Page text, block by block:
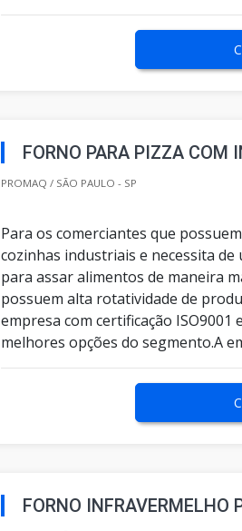
FORNO PARA PIZZA COM
PROMAQ / SÃO PAULO - SP
Para os comerciantes que
cozinhas industriais e necessita
para assar alimentos de maneira
possuem alta rotatividade de
empresa com certificação ISO9001
melhores opções do segmento.A
FORNO INFRAVERMELHO